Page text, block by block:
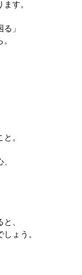
す。
」
。
、
ょう。